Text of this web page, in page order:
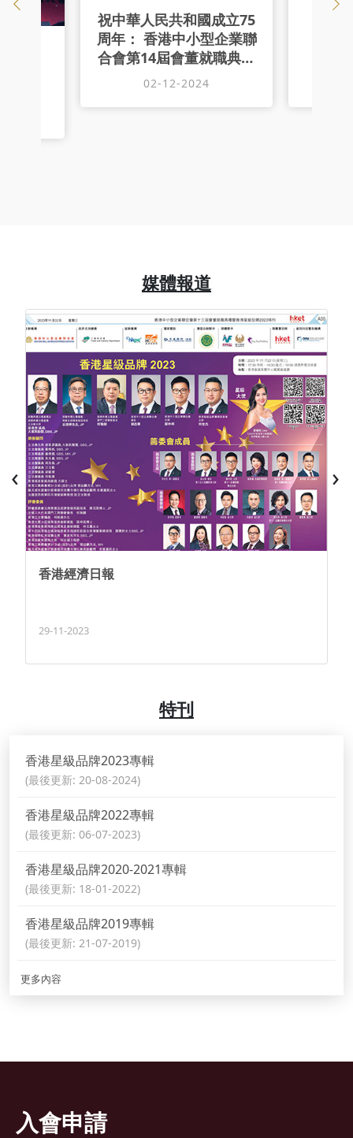
祝中華人民共和國成立75
周年： 香港中小型企業聯
合會第14屆會董就職典禮
暨創會28周年會慶
02-12-2024
媒體報道
香港經濟日報
29-11-2023
‹ ›
特刊
香港星級品牌2023專輯
(最後更新: 20-08-2024)
香港星級品牌2022專輯
(最後更新: 06-07-2023)
香港星級品牌2020-2021專輯
(最後更新: 18-01-2022)
香港星級品牌2019專輯
(最後更新: 21-07-2019)
更多內容
入會申請